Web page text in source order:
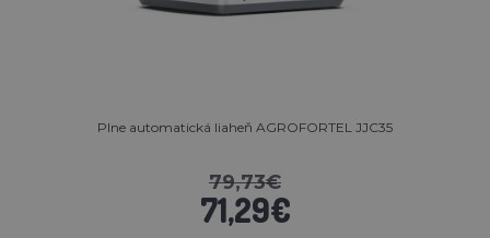
Plne automatická liaheň AGROFORTEL JJC35
79,73€
71,29€